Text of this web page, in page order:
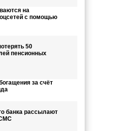
на
с помощью
50
пенсионных
за счёт
банка рассылают